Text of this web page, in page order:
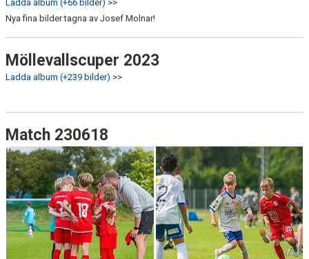
Ladda album (+66 bilder) >>
Nya fina bilder tagna av Josef Molnar!
Möllevallscuper 2023
Ladda album (+239 bilder) >>
Match 230618